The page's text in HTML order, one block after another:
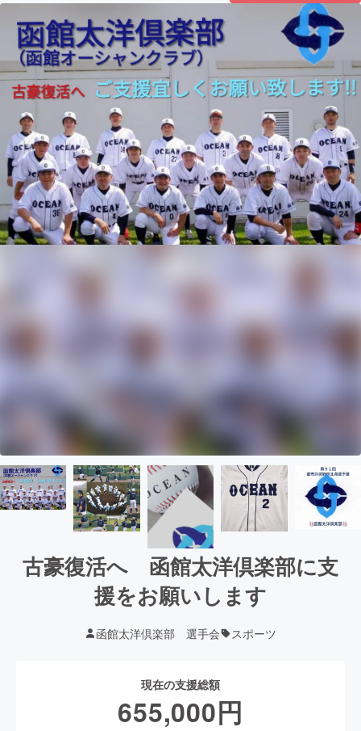
古豪復活へ 函館太洋倶楽部に支
援をお願いします
函館太洋倶楽部 選手会 スポーツ
現在の支援総額
655,000円